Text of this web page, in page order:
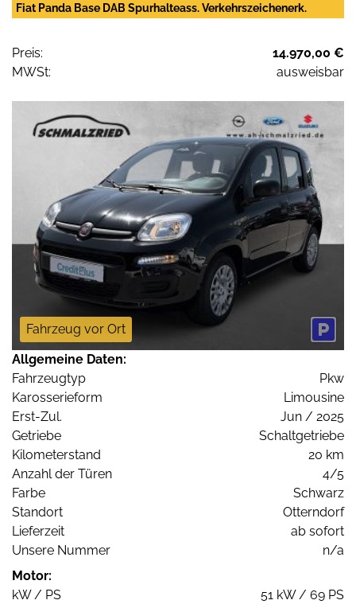
Fiat Panda Base DAB Spurhalteass. Verkehrszeichenerk.
Preis:
14.970,00 €
MWSt:
ausweisbar
Fahrzeug vor Ort
Allgemeine Daten:
Fahrzeugtyp
Pkw
Karosserieform
Limousine
Erst-Zul.
Jun / 2025
Getriebe
Schaltgetriebe
Kilometerstand
20 km
Anzahl der Türen
4/5
Farbe
Schwarz
Standort
Otterndorf
Lieferzeit
ab sofort
Unsere Nummer
n/a
Motor:
kW / PS
51 kW / 69 PS